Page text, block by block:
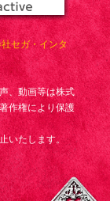
セガ・インタ
、動画等は株式
作権により保護
いたします。